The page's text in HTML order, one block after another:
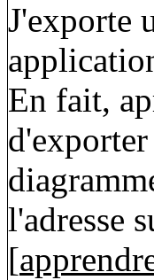
J'exporte
En fait,
l'adresse
[